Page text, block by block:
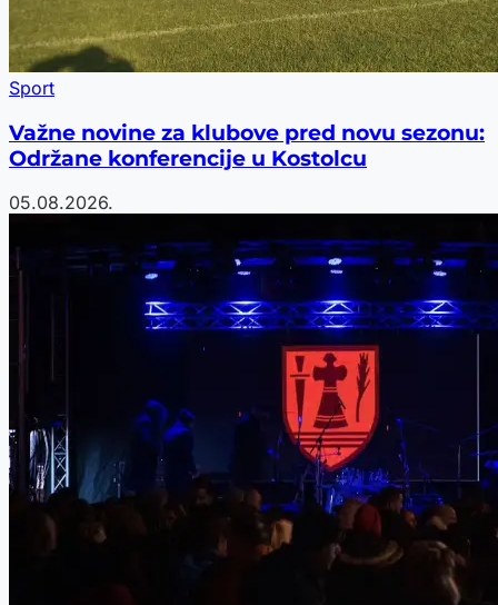
Sport
Važne novine za klubove pred novu sezonu:
Održane konferencije u Kostolcu
05.08.2026.